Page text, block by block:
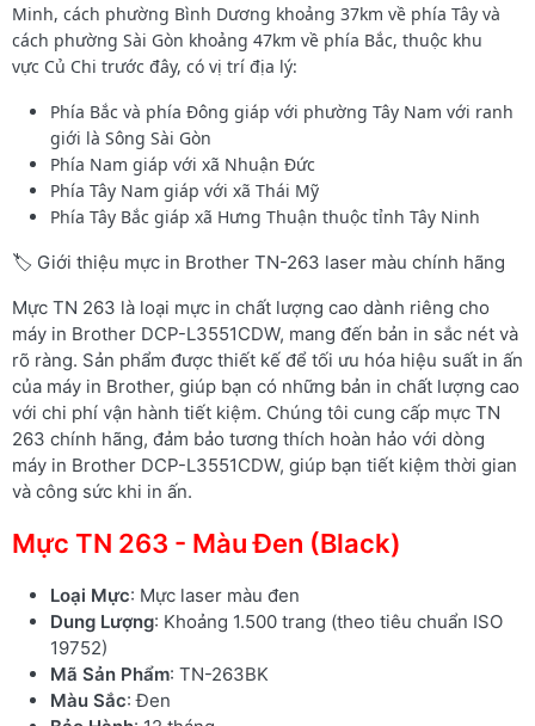
Minh, cách phường Bình Dương khoảng 37km về phía Tây và
cách phường Sài Gòn khoảng 47km về phía Bắc, thuộc khu
vực Củ Chi trước đây, có vị trí địa lý:
Phía Bắc và phía Đông giáp với phường Tây Nam với ranh
giới là Sông Sài Gòn
Phía Nam giáp với xã Nhuận Đức
Phía Tây Nam giáp với xã Thái Mỹ
Phía Tây Bắc giáp xã Hưng Thuận thuộc tỉnh Tây Ninh
🏷️ Giới thiệu mực in Brother TN-263 laser màu chính hãng
Mực TN 263 là loại mực in chất lượng cao dành riêng cho
máy in Brother DCP-L3551CDW, mang đến bản in sắc nét và
rõ ràng. Sản phẩm được thiết kế để tối ưu hóa hiệu suất in ấn
của máy in Brother, giúp bạn có những bản in chất lượng cao
với chi phí vận hành tiết kiệm. Chúng tôi cung cấp mực TN
263 chính hãng, đảm bảo tương thích hoàn hảo với dòng
máy in Brother DCP-L3551CDW, giúp bạn tiết kiệm thời gian
và công sức khi in ấn.
Mực TN 263 - Màu Đen (Black)
Loại Mực: Mực laser màu đen
Dung Lượng: Khoảng 1.500 trang (theo tiêu chuẩn ISO
19752)
Mã Sản Phẩm: TN-263BK
Màu Sắc: Đen